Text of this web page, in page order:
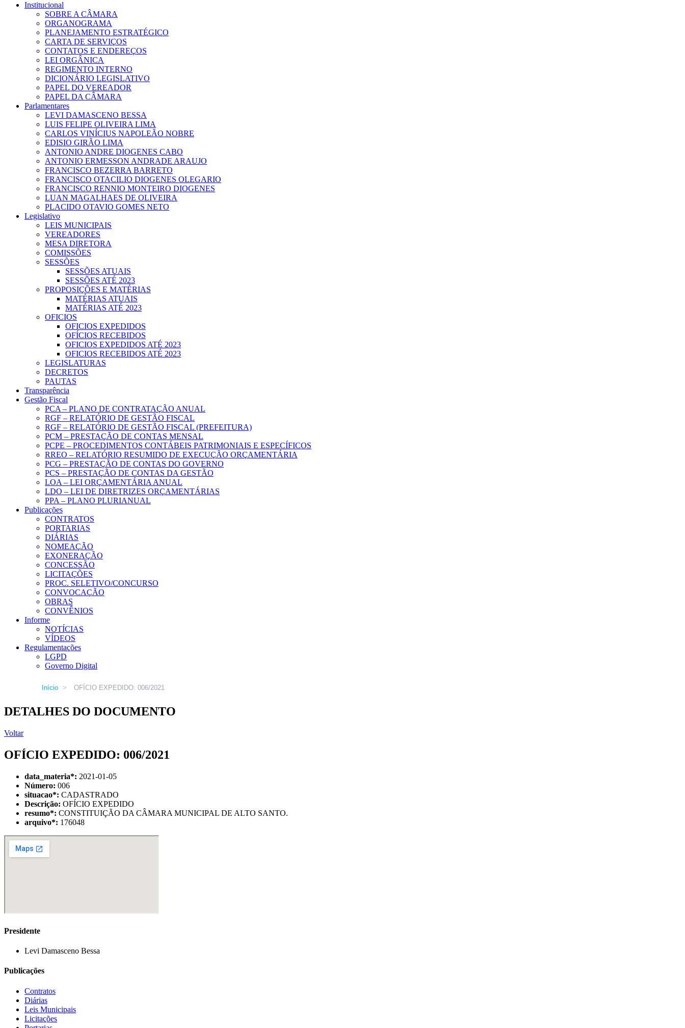
Institucional
SOBRE A CÂMARA
ORGANOGRAMA
PLANEJAMENTO ESTRATÉGICO
CARTA DE SERVIÇOS
CONTATOS E ENDEREÇOS
LEI ORGÂNICA
REGIMENTO INTERNO
DICIONÁRIO LEGISLATIVO
PAPEL DO VEREADOR
PAPEL DA CÂMARA
Parlamentares
LEVI DAMASCENO BESSA
LUIS FELIPE OLIVEIRA LIMA
CARLOS VINÍCIUS NAPOLEÃO NOBRE
EDISIO GIRÃO LIMA
ANTONIO ANDRE DIOGENES CABO
ANTONIO ERMESSON ANDRADE ARAUJO
FRANCISCO BEZERRA BARRETO
FRANCISCO OTACILIO DIOGENES OLEGARIO
FRANCISCO RENNIO MONTEIRO DIOGENES
LUAN MAGALHAES DE OLIVEIRA
PLACIDO OTAVIO GOMES NETO
Legislativo
LEIS MUNICIPAIS
VEREADORES
MESA DIRETORA
COMISSÕES
SESSÕES
SESSÕES ATUAIS
SESSÕES ATÉ 2023
PROPOSIÇÕES E MATÉRIAS
MATÉRIAS ATUAIS
MATÉRIAS ATÉ 2023
OFICIOS
OFICIOS EXPEDIDOS
OFÍCIOS RECEBIDOS
OFICIOS EXPEDIDOS ATÉ 2023
OFICIOS RECEBIDOS ATÉ 2023
LEGISLATURAS
DECRETOS
PAUTAS
Transparência
Gestão Fiscal
PCA – PLANO DE CONTRATAÇÃO ANUAL
RGF – RELATÓRIO DE GESTÃO FISCAL
RGF – RELATÓRIO DE GESTÃO FISCAL (PREFEITURA)
PCM – PRESTAÇÃO DE CONTAS MENSAL
PCPE – PROCEDIMENTOS CONTÁBEIS PATRIMONIAIS E ESPECÍFICOS
RREO – RELATÓRIO RESUMIDO DE EXECUÇÃO ORÇAMENTÁRIA
PCG – PRESTAÇÃO DE CONTAS DO GOVERNO
PCS – PRESTAÇÃO DE CONTAS DA GESTÃO
LOA – LEI ORÇAMENTÁRIA ANUAL
LDO – LEI DE DIRETRIZES ORÇAMENTÁRIAS
PPA – PLANO PLURIANUAL
Publicações
CONTRATOS
PORTARIAS
DIÁRIAS
NOMEAÇÃO
EXONERAÇÃO
CONCESSÃO
LICITAÇÕES
PROC. SELETIVO/CONCURSO
CONVOCAÇÃO
OBRAS
CONVÊNIOS
Informe
NOTÍCIAS
VÍDEOS
Regulamentações
LGPD
Governo Digital
Início > OFÍCIO EXPEDIDO: 006/2021
DETALHES DO DOCUMENTO
Voltar
OFÍCIO EXPEDIDO: 006/2021
data_materia*: 2021-01-05
Número: 006
situacao*: CADASTRADO
Descrição: OFÍCIO EXPEDIDO
resumo*: CONSTITUIÇÃO DA CÂMARA MUNICIPAL DE ALTO SANTO.
arquivo*: 176048
Presidente
Levi Damasceno Bessa
Publicações
Contratos
Diárias
Leis Municipais
Licitações